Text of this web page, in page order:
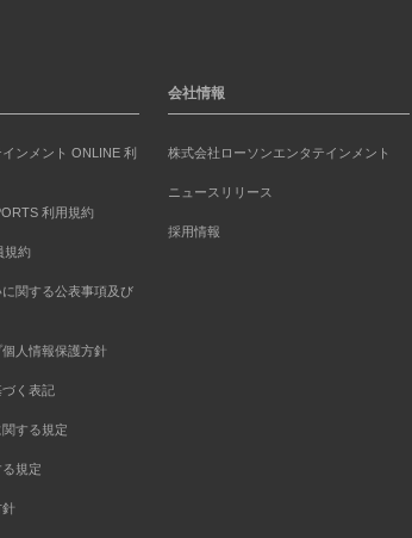
ンメント ONLINE 利
利用規約
規約
関する公表事項及び
人情報保護方針
く表記
する規定
規定
針
会社情報
株式会社ローソンエンタテインメント
ニュースリリース
採用情報